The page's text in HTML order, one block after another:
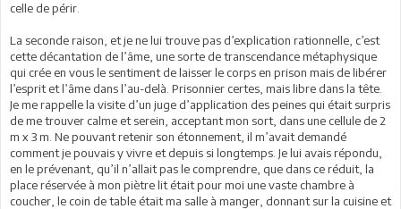
celle de périr.
La seconde raison, et je ne lui trouve pas d’explication rationnelle, c’est
cette décantation de l’âme, une sorte de transcendance métaphysique
qui crée en vous le sentiment de laisser le corps en prison mais de libérer
l’esprit et l’âme dans l’au-delà. Prisonnier certes, mais libre dans la tête.
Je me rappelle la visite d’un juge d’application des peines qui était surpris
de me trouver calme et serein, acceptant mon sort, dans une cellule de 2
m x 3 m. Ne pouvant retenir son étonnement, il m’avait demandé
comment je pouvais y vivre et depuis si longtemps. Je lui avais répondu,
en le prévenant, qu’il n’allait pas le comprendre, que dans ce réduit, la
place réservée à mon piètre lit était pour moi une vaste chambre à
coucher, le coin de table était ma salle à manger, donnant sur la cuisine et